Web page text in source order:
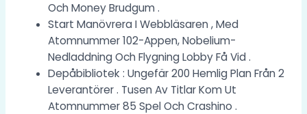
Och Money Brudgum .
Start Manövrera I Webbläsaren , Med
Atomnummer 102-Appen, Nobelium-
Nedladdning Och Flygning Lobby Få Vid .
Depåbibliotek : Ungefär 200 Hemlig Plan Från 2
Leverantörer . Tusen Av Titlar Kom Ut
Atomnummer 85 Spel Och Crashino .